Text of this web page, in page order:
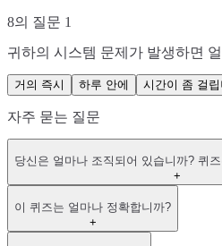
8의 질문 1
귀하의 시스템 문제가 발생하면
거의 즉시 하루 안에 시간이 좀 걸
자주 묻는 질문
당신은 얼마나 조직되어 있습니까? 퀴
+
이 퀴즈는 얼마나 정확합니까?
+